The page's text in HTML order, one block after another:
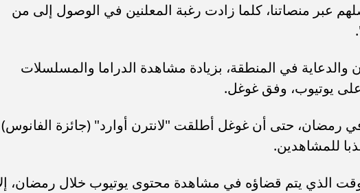
عبر منصاتنا، كلما زادت رغبة المعلنين في الوصول إلى من
في المنطقة، بزيادة مشاهدة الدراما والمسلسلات
في رمضان، حتى أن غوغل أطلقت "لانترن أوارد" (جائزة الفانوس)
للمشاهدين.
الذي يتم قضاؤه في مشاهدة محتوى يوتيوب خلال رمضان،